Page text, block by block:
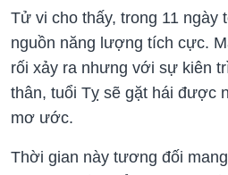
Tử vi cho thấy, trong 11 ngày
nguồn năng lượng tích cực.
rối xảy ra nhưng với sự kiên
thân, tuổi Tỵ sẽ gặt hái được
mơ ước.
Thời gian này tương đối